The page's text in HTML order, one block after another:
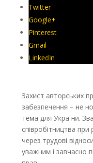
Twitter
Google+
Pinterest
Gmail
LinkedIn
Захист авторських
забезпечення – не
тема для України.
співробітництва
через трудові
уважним і завчасно